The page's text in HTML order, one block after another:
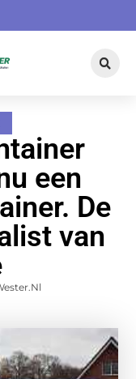
een
De
van